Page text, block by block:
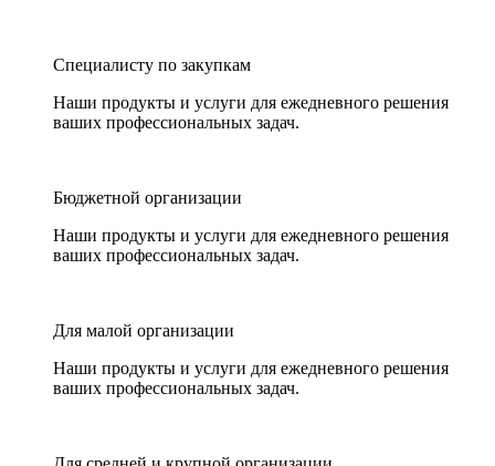
Специалисту по закупкам
Наши продукты и услуги для ежедневного решения
ваших профессиональных задач.
Бюджетной организации
Наши продукты и услуги для ежедневного решения
ваших профессиональных задач.
Для малой организации
Наши продукты и услуги для ежедневного решения
ваших профессиональных задач.